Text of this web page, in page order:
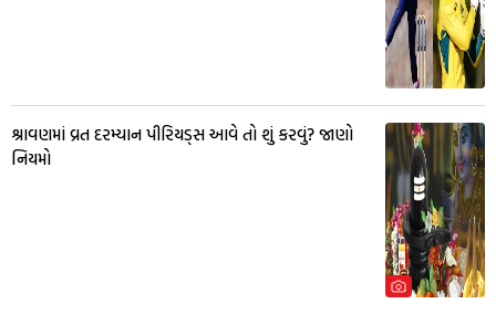
શ્રાવણમાં વ્રત દરમ્યાન પીરિયડ્સ આવે તો શું કરવું? જાણો
નિયમો